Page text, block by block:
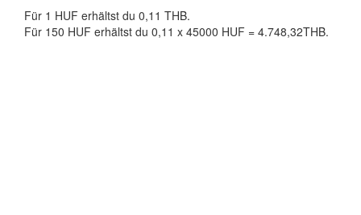
Für 1 HUF erhältst du 0,11 THB.
Für 150 HUF erhältst du 0,11 x 45000 HUF = 4.748,32THB.